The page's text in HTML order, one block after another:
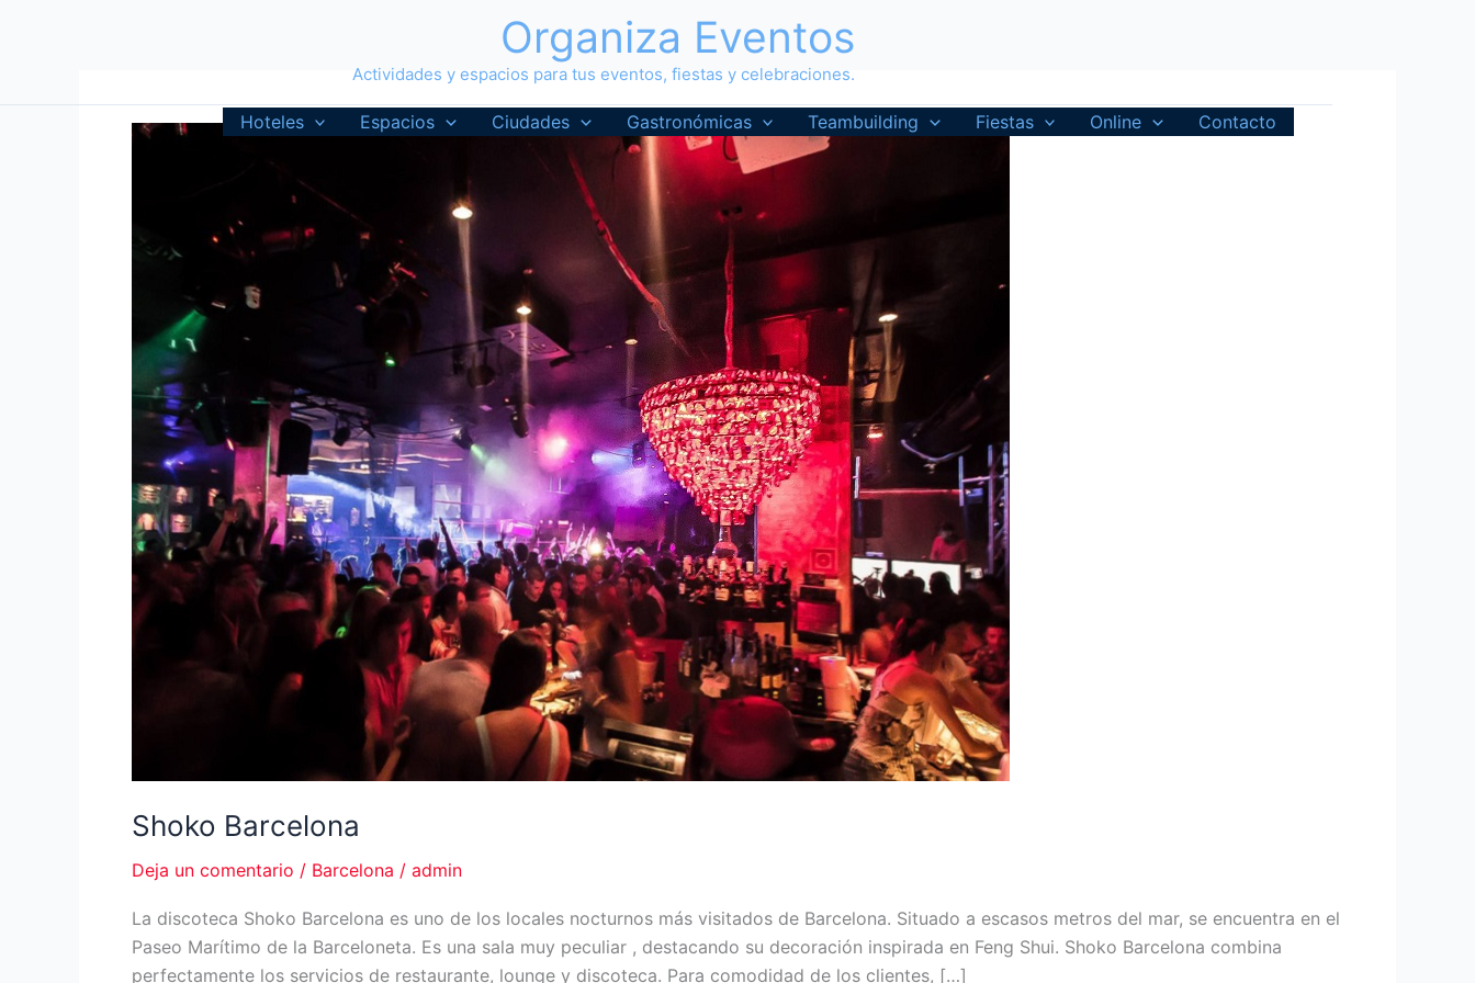
Organiza Eventos
Actividades y espacios para tus eventos, fiestas y celebraciones.
Hoteles Espacios Ciudades Gastronómicas Teambuilding Fiestas Online Contacto
Shoko Barcelona
Deja un comentario / Barcelona / admin
La discoteca Shoko Barcelona es uno de los locales nocturnos más visitados de Barcelona. Situado a escasos metros del mar, se encuentra en el
Paseo Marítimo de la Barceloneta. Es una sala muy peculiar , destacando su decoración inspirada en Feng Shui. Shoko Barcelona combina
perfectamente los servicios de restaurante, lounge y discoteca. Para comodidad de los clientes, […]